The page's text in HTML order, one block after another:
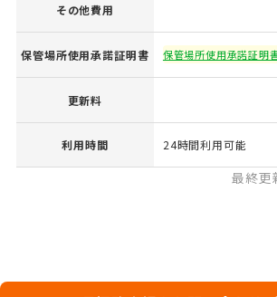
その他費用
保管場所使用承諾証明書 保管場所使用承諾証明
更新料
利用時間 24時間利用可能
最終